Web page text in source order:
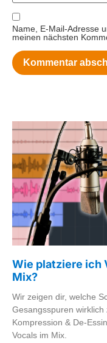
Name, E-Mail-Adresse
meinen nächsten
Wie platziere ich
Mix?
Wir zeigen dir, welche
Gesangsspuren wirklich
Kompression & De-
Vocals im Mix.